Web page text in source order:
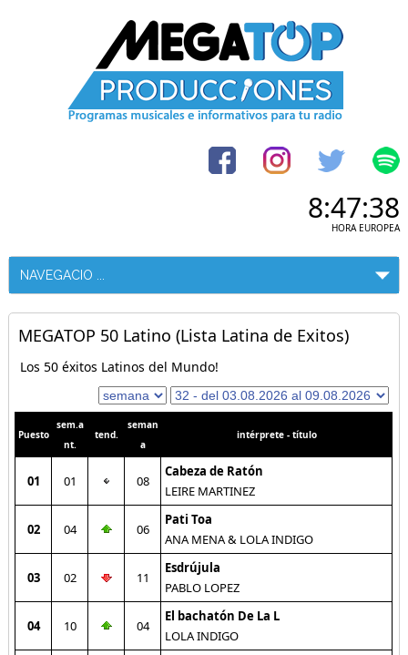
8:47:38
HORA EUROPEA
MEGATOP 50 Latino (Lista Latina de Exitos)
Los 50 éxitos Latinos del Mundo!
Puesto
sem.a
nt.
tend.
seman
a
intérprete - título
01 01 08
Cabeza de Ratón
LEIRE MARTINEZ
02 04 06
Pati Toa
ANA MENA & LOLA INDIGO
03 02 11
Esdrújula
PABLO LOPEZ
04 10 04
El bachatón De La L
LOLA INDIGO